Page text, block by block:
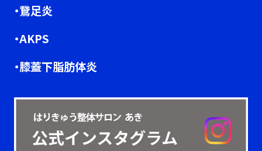
・鵞足炎
・AKPS
・膝蓋下脂肪体炎